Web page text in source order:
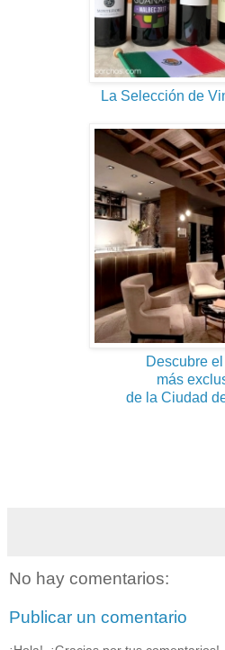
La Selección de
Descubre el
más
de la Ciudad
No hay comentarios:
Publicar un comentario